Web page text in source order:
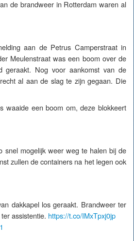
de brandweer in Rotterdam waren al
aan de Petrus Camperstraat in
Meulenstraat was een boom over de
geraakt. Nog voor aankomst van de
al aan de slag te zijn gegaan. Die
waaide een boom om, deze blokkeert
snel mogelijk weer weg te halen bij de
zullen de containers na het legen ook
dakkapel los geraakt. Brandweer ter
assistentie. https://t.co/IMxTpxj0jp